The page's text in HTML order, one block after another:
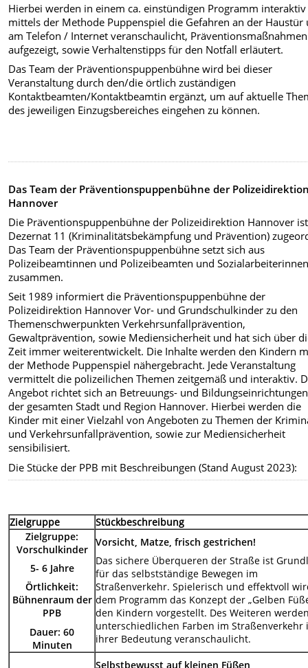
Hierbei werden in einem ca. einstündigen Programm interaktiv
mittels der Methode Puppenspiel die Gefahren an der Haustür
am Telefon / Internet veranschaulicht, Präventionsmaßnahmen
aufgezeigt, sowie Verhaltenstipps für den Notfall erläutert.
Das Team der Präventionspuppenbühne wird bei dieser
Veranstaltung durch den/die örtlich zuständigen
Kontaktbeamten/Kontaktbeamtin ergänzt, um auf aktuelle
des jeweiligen Einzugsbereiches eingehen zu können.
Das Team der Präventionspuppenbühne der
Hannover
Die Präventionspuppenbühne der Polizeidirektion Hannover
Dezernat 11 (Kriminalitätsbekämpfung und Prävention)
Das Team der Präventionspuppenbühne setzt sich aus
Polizeibeamtinnen und Polizeibeamten und
zusammen.
Seit 1989 informiert die Präventionspuppenbühne der
Polizeidirektion Hannover Vor- und Grundschulkinder zu den
Themenschwerpunkten Verkehrsunfallprävention,
Gewaltprävention, sowie Mediensicherheit und hat sich über
Zeit immer weiterentwickelt. Die Inhalte werden den Kindern
der Methode Puppenspiel nähergebracht. Jede Veranstaltung
vermittelt die polizeilichen Themen zeitgemäß und interaktiv.
Angebot richtet sich an Betreuungs- und
der gesamten Stadt und Region Hannover. Hierbei werden die
Kinder mit einer Vielzahl von Angeboten zu Themen der
und Verkehrsunfallprävention, sowie zur Mediensicherheit
sensibilisiert.
Die Stücke der PPB mit Beschreibungen (Stand August 2023):
Zielgruppe
Stückbeschreibung
Zielgruppe:
Vorschulkinder
5- 6 Jahre
Örtlichkeit:
Bühnenraum der
PPB
Dauer: 60
Minuten
Vorsicht, Matze, frisch gestrichen!
Das sichere Überqueren der Straße ist
für das selbstständige Bewegen im
Straßenverkehr. Spielerisch und effektvoll
dem Programm das Konzept der „Gelben
den Kindern vorgestellt. Des Weiteren
unterschiedlichen Farben im Straßenverkehr
ihrer Bedeutung veranschaulicht.
Selbstbewusst auf kleinen Füßen